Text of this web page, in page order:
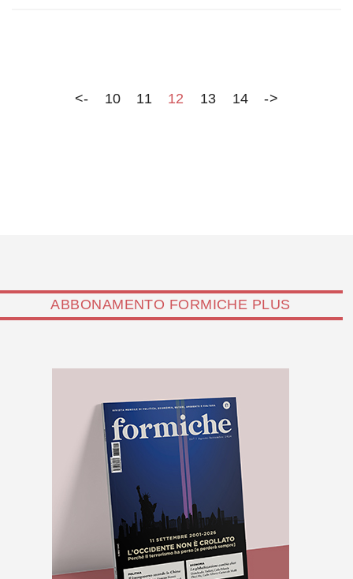
<- 10 11 12 13 14 ->
ABBONAMENTO FORMICHE PLUS